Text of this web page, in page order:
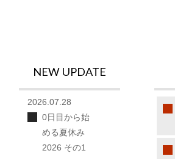
NEW UPDATE
2026.07.28
0日目から始
める夏休み
2026 その1